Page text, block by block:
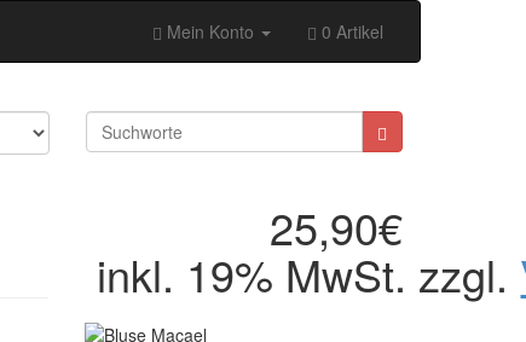
Mein Konto 0 Artikel
25,90€
inkl. 19% MwSt. zzgl.